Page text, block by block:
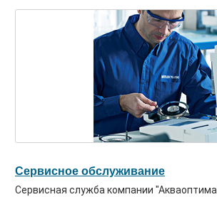
Сервисное обслуживание
Сервисная служба компании